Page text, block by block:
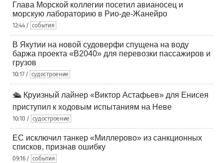
Глава Морской коллегии посетил авианосец и
морскую лабораторию в Рио-де-Жанейро
12:44 / события
В Якутии на новой судоверфи спущена на воду
баржа проекта «В2040» для перевозки пассажиров и
грузов
10:17 / судостроение
🛳️ Круизный лайнер «Виктор Астафьев» для Енисея
приступил к ходовым испытаниям на Неве
10:10 / судостроение
ЕС исключил танкер «Миллерово» из санкционных
списков, признав ошибку
09:16 / события